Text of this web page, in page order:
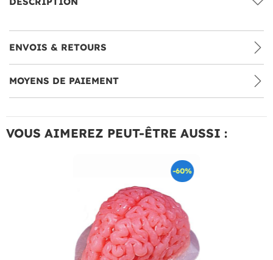
ENVOIS & RETOURS
MOYENS DE PAIEMENT
VOUS AIMEREZ PEUT-ÊTRE AUSSI :
-60%